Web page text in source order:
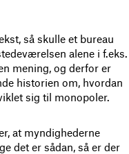
så skulle et bureau
alene i f.eks.
mening, og derfor er
historien om, hvordan
sig til monopoler.
at myndighederne
det er sådan, så er der